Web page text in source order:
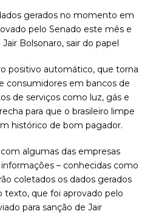
gerados no momento em
pelo Senado este mês e
Bolsonaro, sair do papel
positivo automático, que torna
consumidores em bancos de
de serviços como luz, gás e
para que o brasileiro limpe
histórico de bom pagador.
algumas das empresas
– conhecidas como
coletados os dados gerados
que foi aprovado pelo
para sanção de Jair